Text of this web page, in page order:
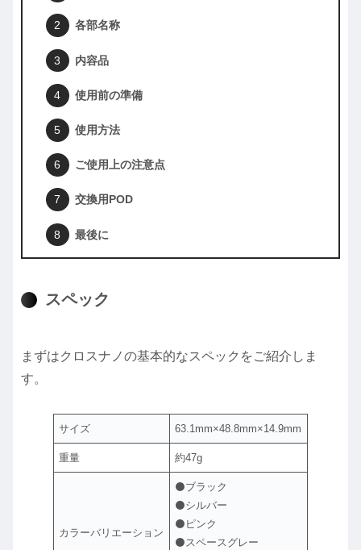
各部名称
内容品
使用前の準備
使用方法
ご使用上の注意点
交換用POD
最後に
スペック
まずはクロスナノの基本的なスペックをご紹介しま
す。
サイズ 63.1mm×48.8mm×14.9mm
重量 約47g
カラーバリエーション
⚫ブラック
⚫シルバー
⚫ピンク
⚫スペースグレー